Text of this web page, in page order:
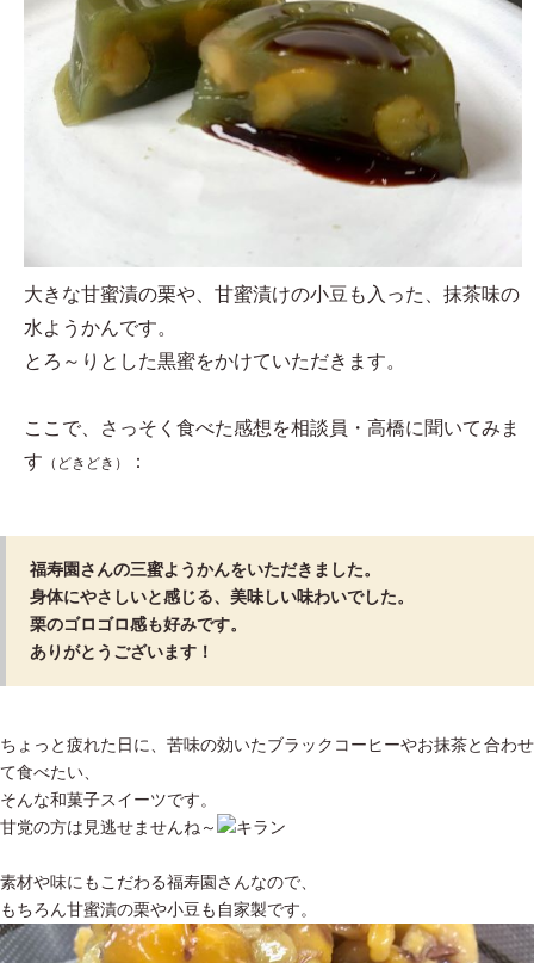
大きな甘蜜漬の栗や、甘蜜漬けの小豆も入った、抹茶味の
水ようかんです。
とろ～りとした黒蜜をかけていただきます。
ここで、さっそく食べた感想を相談員・高橋に聞いてみま
す （どきどき） ：
福寿園さんの三蜜ようかんをいただきました。
身体にやさしいと感じる、美味しい味わいでした。
栗のゴロゴロ感も好みです。
ありがとうございます！
ちょっと疲れた日に、苦味の効いたブラックコーヒーやお抹茶と合わせ
て食べたい、
そんな和菓子スイーツです。
甘党の方は見逃せませんね～
素材や味にもこだわる福寿園さんなので、
もちろん甘蜜漬の栗や小豆も自家製です。